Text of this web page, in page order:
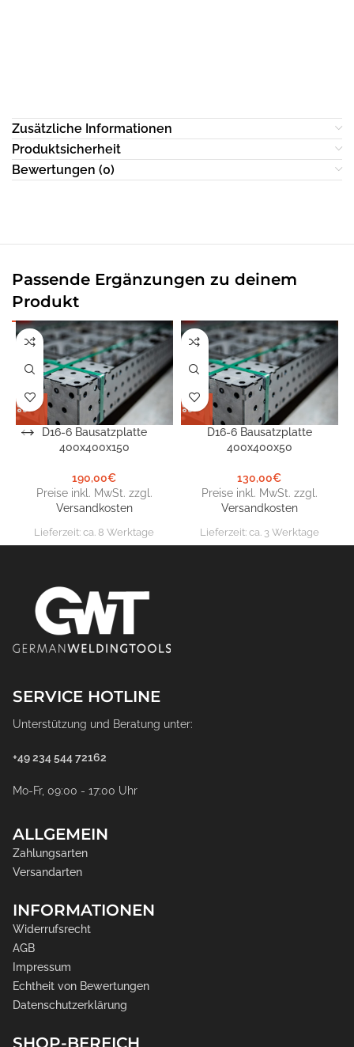
Zusätzliche Informationen
Produktsicherheit
Bewertungen (0)
Passende Ergänzungen zu deinem
Produkt
D16-6 Bausatzplatte
400x400x150
190,00€
Preise inkl. MwSt. zzgl.
Versandkosten
Lieferzeit:ca. 8 Werktage
D16-6 Bausatzplatte
400x400x50
130,00€
Preise inkl. MwSt. zzgl.
Versandkosten
Lieferzeit: ca. 3 Werktage
SERVICE HOTLINE
Unterstützung und Beratung unter:
+49 234 544 72162
Mo-Fr, 09:00 - 17:00 Uhr
ALLGEMEIN
Zahlungsarten
Versandarten
INFORMATIONEN
Widerrufsrecht
AGB
Impressum
Echtheit von Bewertungen
Datenschutzerklärung
SHOP-BEREICH